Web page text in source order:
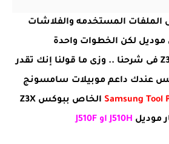
الملفات المستخدمه والفلاشات
موديل لكن الخطوات واحدة
وهنستخدم بوكس Z3X فى شرحنا .. وزى ما قولنا إنك تقدر
عندك داعم موبيلات سامسونج
Samsung Tool
الخاص ببوكس Z3X
موديل J510H او J510F